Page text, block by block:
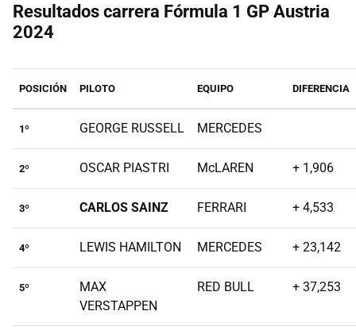
Resultados carrera Fórmula 1 GP Austria
2024
POSICIÓN PILOTO EQUIPO DIFERENCIA
1º GEORGE RUSSELL MERCEDES
2º OSCAR PIASTRI McLAREN + 1,906
3º CARLOS SAINZ FERRARI + 4,533
4º LEWIS HAMILTON MERCEDES + 23,142
5º
MAX
VERSTAPPEN
RED BULL + 37,253